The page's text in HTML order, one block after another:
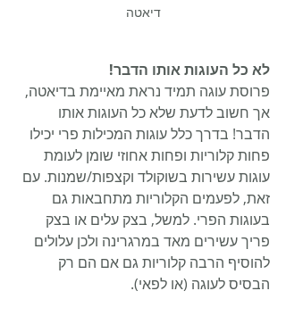
דיאטה
לא כל העוגות אותו הדבר!
פרוסת עוגה תמיד נראת מאיימת בדיאטה,
אך חשוב לדעת שלא כל העוגות אותו
הדבר! בדרך כלל עוגות המכילות פרי יכילו
פחות קלוריות ופחות אחוזי שומן לעומת
עוגות עשירות בשוקולד וקצפות/שמנות. עם
זאת, לפעמים הקלוריות מתחבאות גם
בעוגות הפרי. למשל, בצק עלים או בצק
פריך עשירים מאד במרגרינה ולכן עלולים
להוסיף הרבה קלוריות גם אם הם רק
הבסיס לעוגה (או לפאי).